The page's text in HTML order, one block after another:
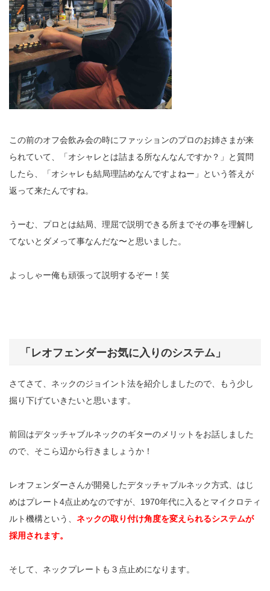
この前のオフ会飲み会の時にファッションのプロのお姉さまが来
られていて、「オシャレとは詰まる所なんなんですか？」と質問
したら、「オシャレも結局理詰めなんですよねー」という答えが
返って来たんですね。
うーむ、プロとは結局、理屈で説明できる所までその事を理解し
てないとダメって事なんだな〜と思いました。
よっしゃー俺も頑張って説明するぞー！笑
「レオフェンダーお気に入りのシステム」
さてさて、ネックのジョイント法を紹介しましたので、もう少し
掘り下げていきたいと思います。
前回はデタッチャブルネックのギターのメリットをお話しました
ので、そこら辺から行きましょうか！
レオフェンダーさんが開発したデタッチャブルネック方式、はじ
めはプレート4点止めなのですが、1970年代に入るとマイクロティ
ルト機構という、 ネックの取り付け角度を変えられるシステムが
採用されます。
そして、ネックプレートも３点止めになります。